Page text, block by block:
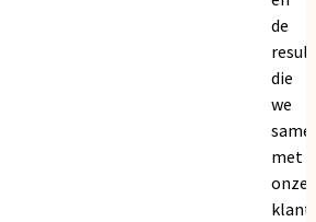
de
die
we
met
onze